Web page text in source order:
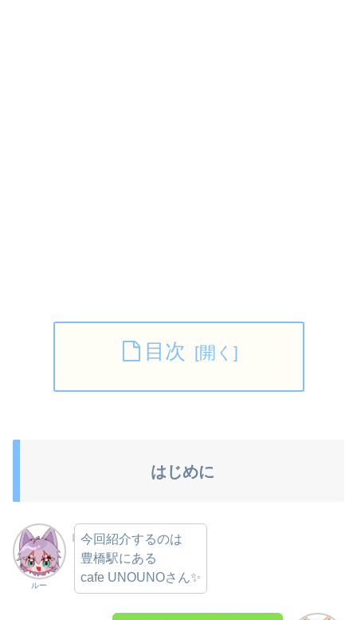
目次
はじめに
ルー
今回紹介するのは
豊橋駅にある
cafe UNOUNOさん✨